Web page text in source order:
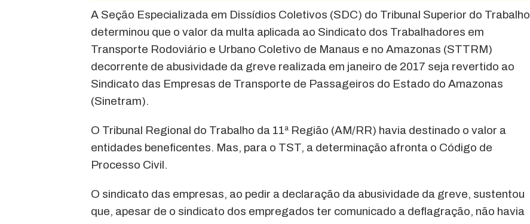
A Seção Especializada em Dissídios Coletivos (SDC) do Tribunal Superior do Trabalho
determinou que o valor da multa aplicada ao Sindicato dos Trabalhadores em
Transporte Rodoviário e Urbano Coletivo de Manaus e no Amazonas (STTRM)
decorrente de abusividade da greve realizada em janeiro de 2017 seja revertido ao
Sindicato das Empresas de Transporte de Passageiros do Estado do Amazonas
(Sinetram).
O Tribunal Regional do Trabalho da 11ª Região (AM/RR) havia destinado o valor a
entidades beneficentes. Mas, para o TST, a determinação afronta o Código de
Processo Civil.
O sindicato das empresas, ao pedir a declaração da abusividade da greve, sustentou
que, apesar de o sindicato dos empregados ter comunicado a deflagração, não havia